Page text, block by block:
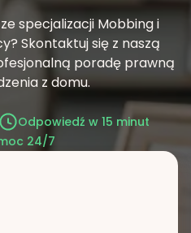
specjalizacji Mobbing i
Skontaktuj się z naszą
poradę prawną
z domu.
Odpowiedź w 15 minut
24/7